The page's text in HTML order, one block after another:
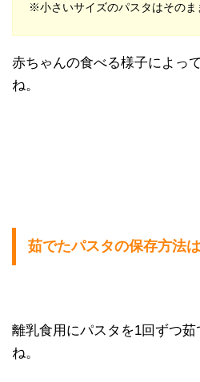
※小さいサイズのパスタはそのま
赤ちゃんの食べる様子によっ
ね。
茹でたパスタの保存方法
離乳食用にパスタを1回ずつ
ね。